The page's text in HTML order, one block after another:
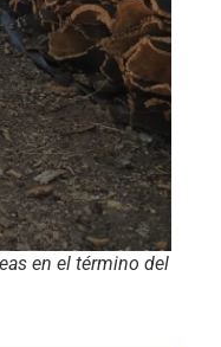
en el término del